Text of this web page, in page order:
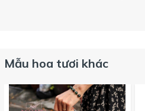
Mẫu hoa tươi khác